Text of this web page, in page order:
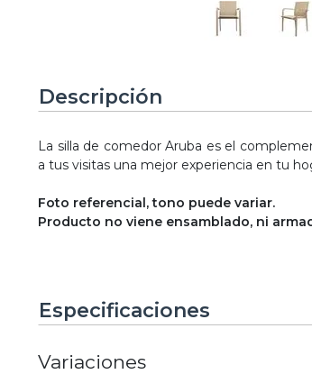
Descripción
La silla de comedor Aruba es el
a tus visitas una mejor experiencia en tu
Foto referencial, tono puede variar.
Producto no viene ensamblado, ni
Especificaciones
Variaciones